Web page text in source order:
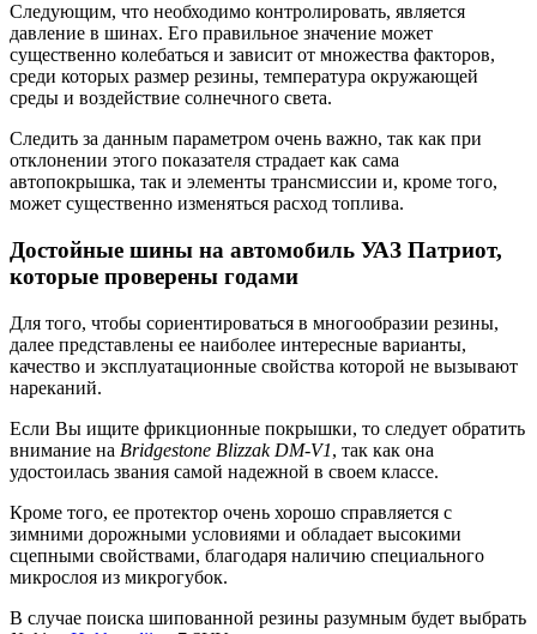
Следующим, что необходимо контролировать, является
давление в шинах. Его правильное значение может
существенно колебаться и зависит от множества факторов,
среди которых размер резины, температура окружающей
среды и воздействие солнечного света.
Следить за данным параметром очень важно, так как при
отклонении этого показателя страдает как сама
автопокрышка, так и элементы трансмиссии и, кроме того,
может существенно изменяться расход топлива.
Достойные шины на автомобиль УАЗ Патриот,
которые проверены годами
Для того, чтобы сориентироваться в многообразии резины,
далее представлены ее наиболее интересные варианты,
качество и эксплуатационные свойства которой не вызывают
нареканий.
Если Вы ищите фрикционные покрышки, то следует обратить
внимание на Bridgestone Blizzak DM-V1, так как она
удостоилась звания самой надежной в своем классе.
Кроме того, ее протектор очень хорошо справляется с
зимними дорожными условиями и обладает высокими
сцепными свойствами, благодаря наличию специального
микрослоя из микрогубок.
В случае поиска шипованной резины разумным будет выбрать